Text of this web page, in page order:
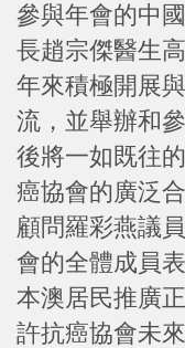
參與年會的中
長趙宗傑醫生
年來積極開展
流，並舉辦和
後將一如既往
癌協會的廣泛
顧問羅彩燕議
會的全體成員
本澳居民推廣
許抗癌協會未